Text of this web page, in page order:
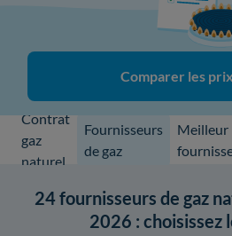
Comparer les
Contrat
gaz
naturel
Fournisseurs
de gaz
Meilleur
24fournisseurs de gaz
2026 : choisissez